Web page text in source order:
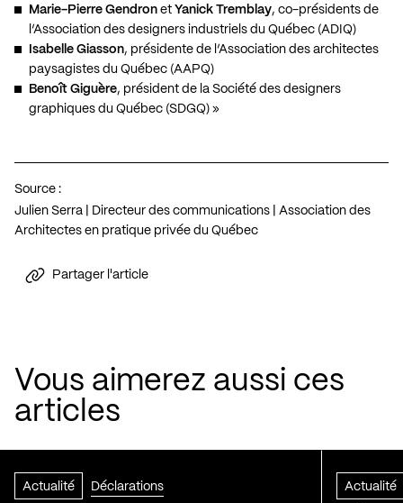
Marie-Pierre Gendron et Yanick Tremblay, co-présidents de
l’Association des designers industriels du Québec (ADIQ)
Isabelle Giasson, présidente de l’Association des architectes
paysagistes du Québec (AAPQ)
Benoît Giguère, président de la Société des designers
graphiques du Québec (SDGQ) »
Source :
Julien Serra | Directeur des communications | Association des
Architectes en pratique privée du Québec
Partager l'article
Vous aimerez aussi ces
articles
Actualité Déclarations
Actualité